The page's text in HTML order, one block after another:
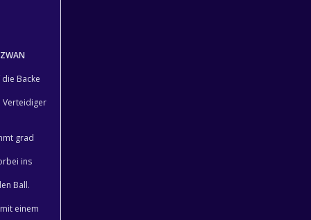
Backe
Verteidiger
grad
ins
Ball.
einem